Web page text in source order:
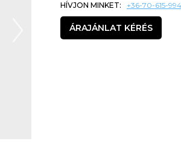
HÍVJON MINKET:
+36-70-615-
ÁRAJÁNLAT KÉRÉS